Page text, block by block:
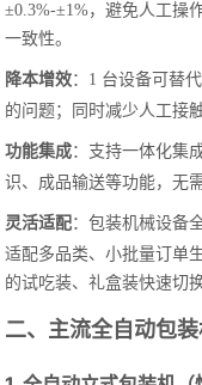
±0.3%-±1%，避免人工操
一致性。
降本增效：1 台设备可替
的问题；同时减少人工接
功能集成：支持一体化集
识、成品输送等功能，无
灵活适配：包装机械设备
适配多品类、小批量订单
的试吃装、礼盒装快速切换
二、主流全自动包